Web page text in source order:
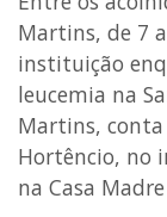
Martins, de 7
instituição
leucemia na
Martins, conta
Hortêncio, no
na Casa